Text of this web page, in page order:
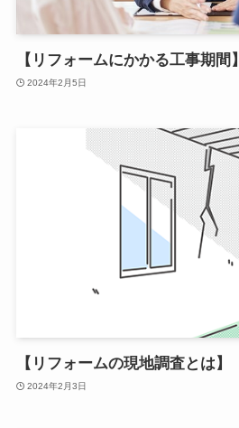
【リフォームにかかる工事期間】
2024年2月5日
【リフォームの現地調査とは】
2024年2月3日